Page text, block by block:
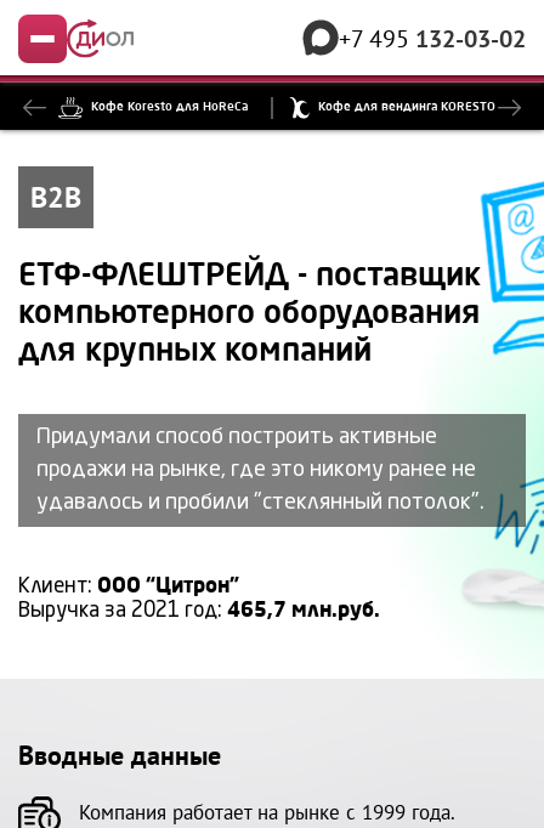
Меню +7 495 132-03-02
Кофе Koresto для HoReCa Кофе для вендинга KORESTO
B2B
ЕТФ-ФЛЕШТРЕЙД - поставщик
компьютерного оборудования
для крупных компаний
Придумали способ построить активные
продажи на рынке, где это никому ранее не
удавалось и пробили "стеклянный потолок".
Клиент: ООО “Цитрон”
Выручка за 2021 год: 465,7 млн.руб.
Вводные данные
Компания работает на рынке с 1999 года.